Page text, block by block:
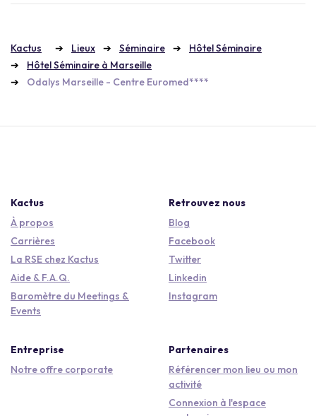
Kactus Lieux Séminaire
Hôtel Séminaire
Hôtel Séminaire à Marseille
Odalys Marseille - Centre Euromed****
Kactus
À propos
Carrières
La RSE chez Kactus
Aide & F.A.Q.
Baromètre du Meetings &
Events
Retrouvez nous
Blog
Facebook
Twitter
Linkedin
Instagram
Entreprise
Notre offre corporate
Partenaires
Référencer mon lieu ou mon
activité
Connexion à l'espace